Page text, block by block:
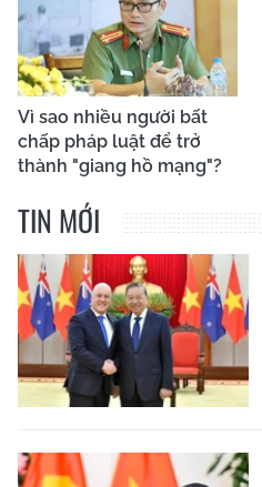
Vì sao nhiều người bất
chấp pháp luật để trở
thành "giang hồ mạng"?
TIN MỚI